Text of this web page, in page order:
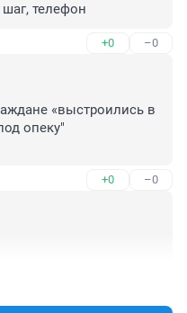
телефон
+0 –0
«выстроились в
опеку"
+0 –0